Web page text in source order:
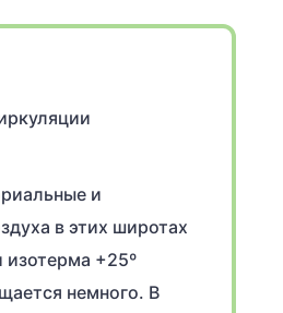
и
в этих широтах
+25º
немного. В